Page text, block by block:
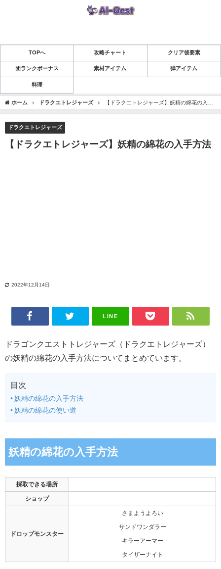
TOPへ 攻略チャート クリア後要素
団ランクボーナス 素材アイテム 弾アイテム
料理
ホーム ドラクエトレジャーズ
【ドラクエトレジャーズ】妖精の綿花の入手
方法
ドラクエトレジャーズ
【ドラクエトレジャーズ】妖精の綿花の入手方法
2022年12月14日
LINE
ドラゴンクエストトレジャーズ（ドラクエトレジャーズ）
の妖精の綿花の入手方法についてまとめています。
目次
妖精の綿花の入手方法
妖精の綿花の使い道
妖精の綿花の入手方法
採取できる場所
ショップ
ドロップモンスター
さまようよろい
サンドワンダラー
キラーアーマー
タイザーナイト